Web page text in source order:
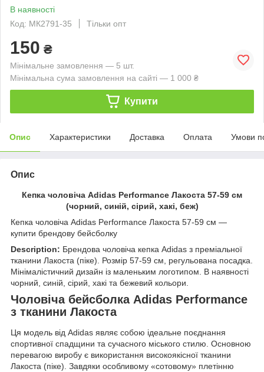
В наявності
Код: МК2791-35
Тільки опт
150 ₴
Мінімальне замовлення — 5 шт.
Мінімальна сума замовлення на сайті — 1 000 ₴
Купити
Опис Характеристики Доставка Оплата Умови
Опис
Кепка чоловіча Adidas Performance Лакоста 57-59 см
(чорний, синій, сірий, хакі, беж)
Кепка чоловіча Adidas Performance Лакоста 57-59 см —
купити брендову бейсболку
Description: Брендова чоловіча кепка Adidas з преміальної
тканини Лакоста (піке). Розмір 57-59 см, регульована посадка.
Мінімалістичний дизайн із маленьким логотипом. В наявності
чорний, синій, сірий, хакі та бежевий кольори.
Чоловіча бейсболка Adidas Performance
з тканини Лакоста
Ця модель від Adidas являє собою ідеальне поєднання
спортивної спадщини та сучасного міського стилю. Основною
перевагою виробу є використання високоякісної тканини
Лакоста (піке). Завдяки особливому «сотовому» плетінню